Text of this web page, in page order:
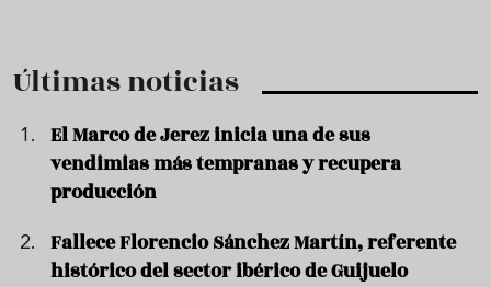
Últimas noticias
El Marco de Jerez inicia una de sus
vendimias más tempranas y recupera
producción
Fallece Florencio Sánchez Martín, referente
histórico del sector ibérico de Guijuelo